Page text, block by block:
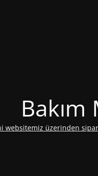
Bakım
websitemiz üzerinden